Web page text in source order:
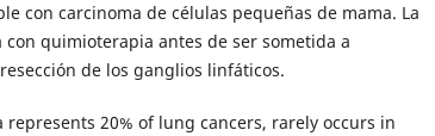
con carcinoma de células pequeñas de mama. La
quimioterapia antes de ser sometida a
de los ganglios linfáticos.
represents 20% of lung cancers, rarely occurs in